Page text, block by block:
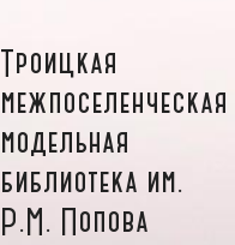
Троицкая
межпоселенческая
модельная
библиотека им.
Р.М. Попова